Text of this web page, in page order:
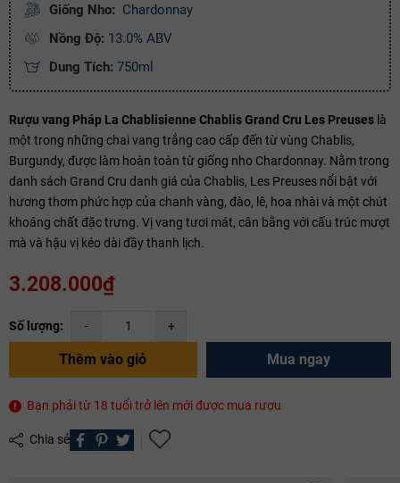
Giống Nho: Chardonnay
Nồng Độ: 13.0% ABV
Dung Tích: 750ml
Rượu vang Pháp La Chablisienne Chablis Grand Cru Les Preuses là
một trong những chai vang trắng cao cấp đến từ vùng Chablis,
Burgundy, được làm hoàn toàn từ giống nho Chardonnay. Nằm trong
danh sách Grand Cru danh giá của Chablis, Les Preuses nổi bật với
hương thơm phức hợp của chanh vàng, đào, lê, hoa nhài và một chút
khoáng chất đặc trưng. Vị vang tươi mát, cân bằng với cấu trúc mượt
mà và hậu vị kéo dài đầy thanh lịch.
3.208.000₫
Số lượng: - +
Thêm vào giỏ Mua ngay
Bạn phải từ 18 tuổi trở lên mới được mua rượu
Chia sẻ